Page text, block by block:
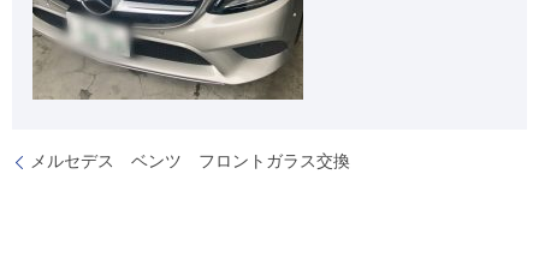
メルセデス ベンツ フロントガラス交換